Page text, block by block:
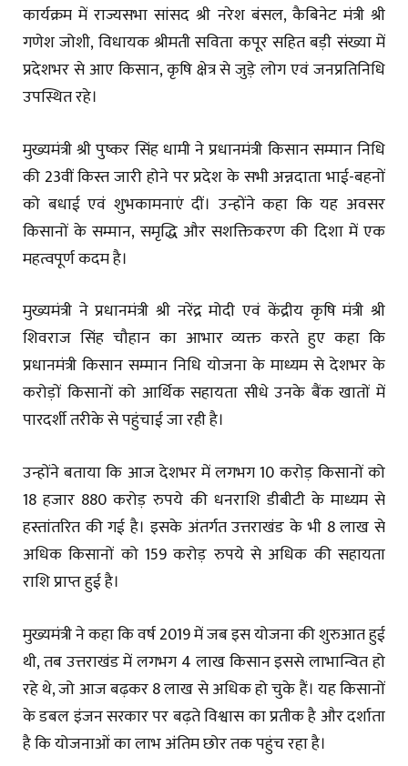
कार्यक्रम में राज्यसभा सांसद श्री नरेश बंसल, कैबिनेट मंत्री श्री
गणेश जोशी, विधायक श्रीमती सविता कपूर सहित बड़ी संख्या में
प्रदेशभर से आए किसान, कृषि क्षेत्र से जुड़े लोग एवं जनप्रतिनिधि
उपस्थित रहे।
मुख्यमंत्री श्री पुष्कर सिंह धामी ने प्रधानमंत्री किसान सम्मान निधि
की 23वीं किस्त जारी होने पर प्रदेश के सभी अन्नदाता भाई-बहनों
को बधाई एवं शुभकामनाएं दीं। उन्होंने कहा कि यह अवसर
किसानों के सम्मान, समृद्धि और सशक्तिकरण की दिशा में एक
महत्वपूर्ण कदम है।
मुख्यमंत्री ने प्रधानमंत्री श्री नरेंद्र मोदी एवं केंद्रीय कृषि मंत्री श्री
शिवराज सिंह चौहान का आभार व्यक्त करते हुए कहा कि
प्रधानमंत्री किसान सम्मान निधि योजना के माध्यम से देशभर के
करोड़ों किसानों को आर्थिक सहायता सीधे उनके बैंक खातों में
पारदर्शी तरीके से पहुंचाई जा रही है।
उन्होंने बताया कि आज देशभर में लगभग 10 करोड़ किसानों को
18 हजार 880 करोड़ रुपये की धनराशि डीबीटी के माध्यम से
हस्तांतरित की गई है। इसके अंतर्गत उत्तराखंड के भी 8 लाख से
अधिक किसानों को 159 करोड़ रुपये से अधिक की सहायता
राशि प्राप्त हुई है।
मुख्यमंत्री ने कहा कि वर्ष 2019 में जब इस योजना की शुरुआत हुई
थी, तब उत्तराखंड में लगभग 4 लाख किसान इससे लाभान्वित हो
रहे थे, जो आज बढ़कर 8 लाख से अधिक हो चुके हैं। यह किसानों
के डबल इंजन सरकार पर बढ़ते विश्वास का प्रतीक है और दर्शाता
है कि योजनाओं का लाभ अंतिम छोर तक पहुंच रहा है।